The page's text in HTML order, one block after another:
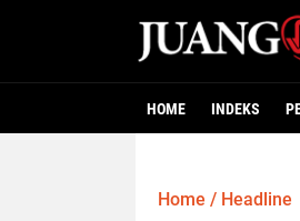
HOME INDEKS
Home / Headline